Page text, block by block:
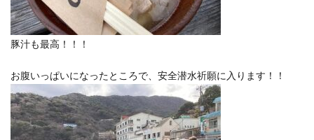
豚汁も最高！！！
お腹いっぱいになったところで、安全潜水祈願に入ります！！